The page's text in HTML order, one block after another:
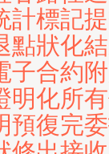
計標記
點狀化
子合約
明化所
預復完